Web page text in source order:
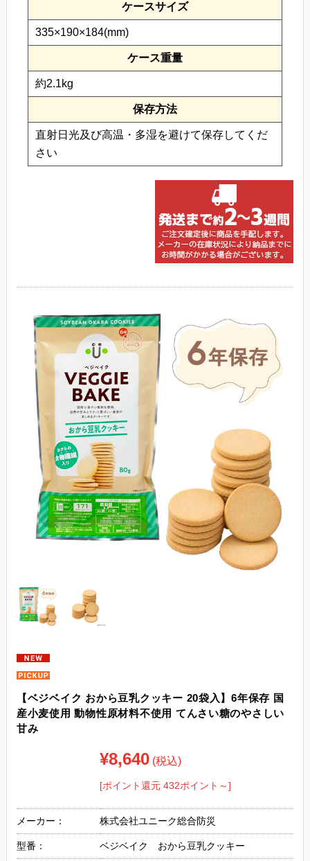
ケースサイズ
335×190×184(mm)
ケース重量
約2.1kg
保存方法
直射日光及び高温・多湿を避けて保存してくだ
さい
【ベジベイク おから豆乳クッキー 20袋入】6年保存 国
産小麦使用 動物性原材料不使用 てんさい糖のやさしい
甘み
¥8,640 (税込)
[ポイント還元 432ポイント～]
メーカー： 株式会社ユニーク総合防災
型番： ベジベイク おから豆乳クッキー